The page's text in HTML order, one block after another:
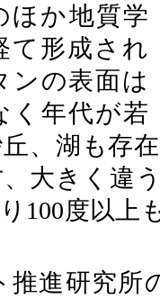
ほか地質学
て形成され
ンの表面は
く年代が若
、湖も存
大きく違
100度以上
進研究所